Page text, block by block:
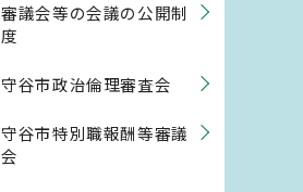
審議会等の会議の公開制
度
守谷市政治倫理審査会
守谷市特別職報酬等審議
会